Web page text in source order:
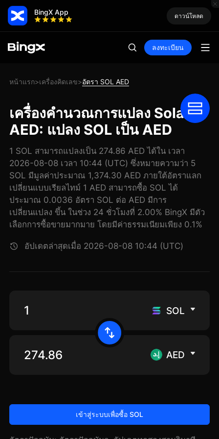
BingX App ดาวน์โหลด
ลงทะเบียน
หน้าแรก>เครื่องคิดเลข>อัตรา SOL AED
เครื่องคำนวณการแปลง Solana
AED: แปลง SOL เป็น AED
1 SOL สามารถแปลงเป็น 274.86 AED ได้ใน เวลา
2026-08-08 เวลา 10:44 (UTC) ซึ่งหมายความว่า 5
SOL มีมูลค่าประมาณ 1,374.30 AED ภายใต้อัตราแลก
เปลี่ยนแบบเรียลไทม์ 1 AED สามารถซื้อ SOL ได้
ประมาณ 0.0036 อัตรา SOL ต่อ AED มีการ
เปลี่ยนแปลง ขึ้น ในช่วง 24 ชั่วโมงที่ 2.00% BingX มีตัว
เลือกการซื้อขายมากมาย โดยมีค่าธรรมเนียมเพียง 0.1%
อัปเดตล่าสุดเมื่อ 2026-08-08 10:44 (UTC)
SOL
AED
เข้าสู่ระบบเพื่อซื้อ SOL